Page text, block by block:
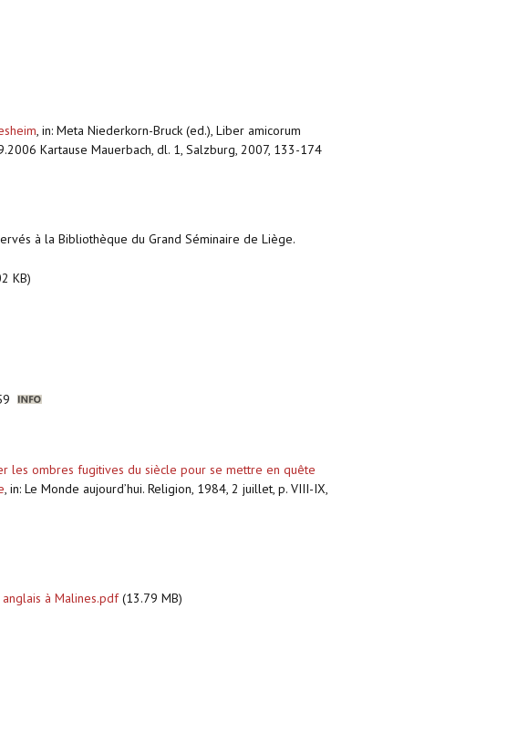
, in: Meta Niederkorn-Bruck (ed.), Liber amicorum
Kartause Mauerbach, dl. 1, Salzburg, 2007, 133-174
à la Bibliothèque du Grand Séminaire de Liège.
KB)
les ombres fugitives du siècle pour se mettre en quête
, in: Le Monde aujourd’hui. Religion, 1984, 2 juillet, p. VIII-IX,
à Malines.pdf(13.79 MB)